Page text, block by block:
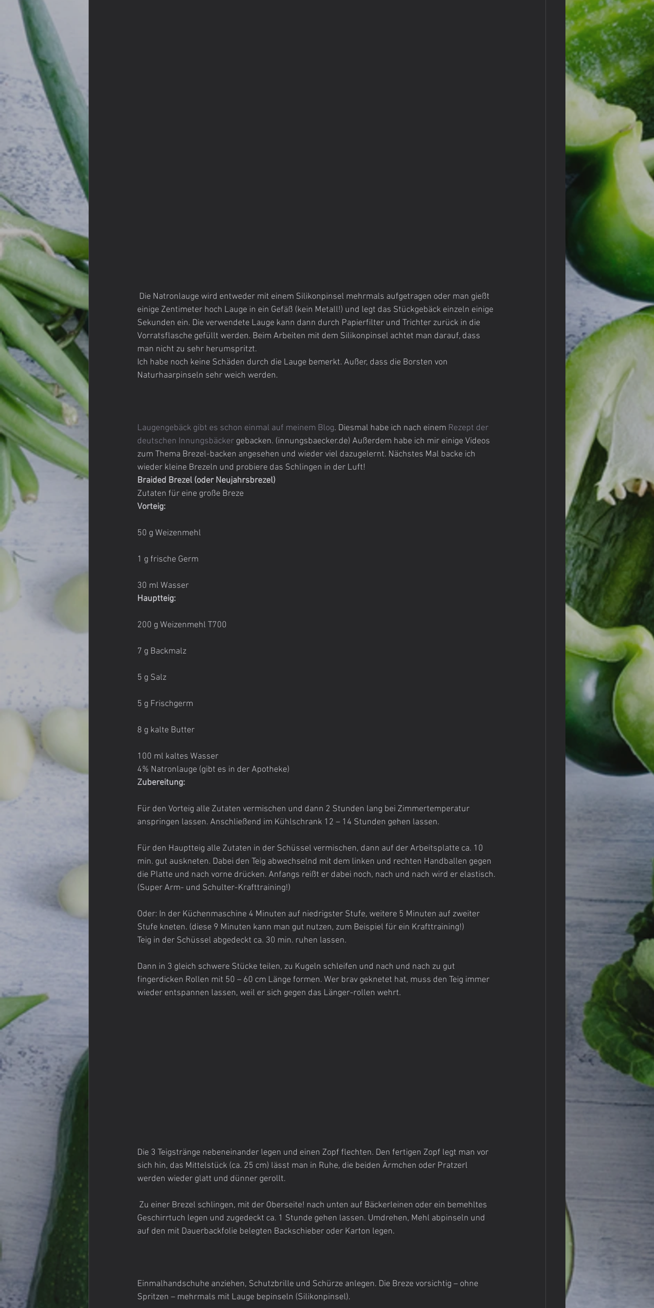
einige Zentimeter hoch Lauge in ein Gefäß (kein Metall!) und legt das Stückgebäck einzeln einige
Sekunden ein. Die verwendete Lauge kann dann durch Papierfilter und Trichter zurück in die
Vorratsflasche gefüllt werden. Beim Arbeiten mit dem Silikonpinsel achtet man darauf, dass
man nicht zu sehr herumspritzt.
Ich habe noch keine Schäden durch die Lauge bemerkt. Außer, dass die Borsten von
Naturhaarpinseln sehr weich werden.
Laugengebäck gibt es schon einmal auf meinem Blog. Diesmal habe ich nach einem Rezept der
deutschen Innungsbäcker gebacken. (innungsbaecker.de) Außerdem habe ich mir einige Videos
zum Thema Brezel-backen angesehen und wieder viel dazugelernt. Nächstes Mal backe ich
wieder kleine Brezeln und probiere das Schlingen in der Luft!
Braided Brezel (oder Neujahrsbrezel)
Zutaten für eine große Breze
Vorteig:
50 g Weizenmehl
1 g frische Germ
30 ml Wasser
Hauptteig:
200 g Weizenmehl T700
7 g Backmalz
5 g Salz
5 g Frischgerm
8 g kalte Butter
100 ml kaltes Wasser
4% Natronlauge (gibt es in der Apotheke)
Zubereitung:
Für den Vorteig alle Zutaten vermischen und dann 2 Stunden lang bei Zimmertemperatur
anspringen lassen. Anschließend im Kühlschrank 12 – 14 Stunden gehen lassen.
Für den Hauptteig alle Zutaten in der Schüssel vermischen, dann auf der Arbeitsplatte ca. 10
min. gut auskneten. Dabei den Teig abwechselnd mit dem linken und rechten Handballen gegen
die Platte und nach vorne drücken. Anfangs reißt er dabei noch, nach und nach wird er elastisch.
(Super Arm- und Schulter-Krafttraining!)
Oder: In der Küchenmaschine 4 Minuten auf niedrigster Stufe, weitere 5 Minuten auf zweiter
Stufe kneten. (diese 9 Minuten kann man gut nutzen, zum Beispiel für ein Krafttraining!)
Teig in der Schüssel abgedeckt ca. 30 min. ruhen lassen.
Dann in 3 gleich schwere Stücke teilen, zu Kugeln schleifen und nach und nach zu gut
fingerdicken Rollen mit 50 – 60 cm Länge formen. Wer brav geknetet hat, muss den Teig immer
wieder entspannen lassen, weil er sich gegen das Länger-rollen wehrt.
Die 3 Teigstränge nebeneinander legen und einen Zopf flechten. Den fertigen Zopf legt man vor
sich hin, das Mittelstück (ca. 25 cm) lässt man in Ruhe, die beiden Ärmchen oder Pratzerl
werden wieder glatt und dünner gerollt.
Geschirrtuch legen und zugedeckt ca. 1 Stunde gehen lassen. Umdrehen, Mehl abpinseln und
auf den mit Dauerbackfolie belegten Backschieber oder Karton legen.
Einmalhandschuhe anziehen, Schutzbrille und Schürze anlegen. Die Breze vorsichtig – ohne
Spritzen – mehrmals mit Lauge bepinseln (Silikonpinsel).